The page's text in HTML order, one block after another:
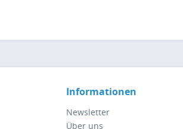
Informationen
Newsletter
Über uns